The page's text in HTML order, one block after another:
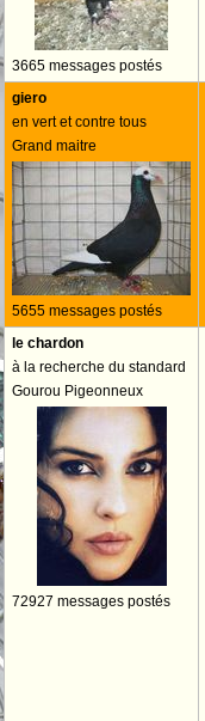
3665 messages postés
giero
en vert et contre tous
Grand maitre
5655 messages postés
le chardon
à la recherche du standard
Gourou Pigeonneux
72927 messages postés